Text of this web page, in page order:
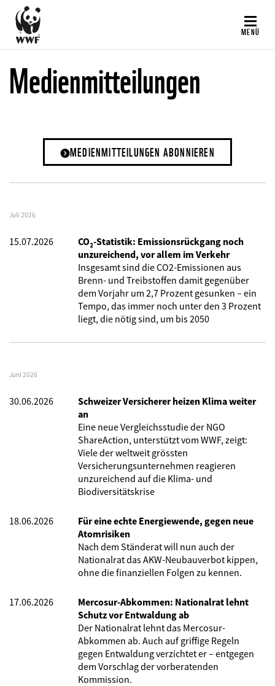
Direkt
zum
Inhalt
MENÜ
Medienmitteilungen
MEDIENMITTEILUNGEN ABONNIEREN
Juli 2026
15.07.2026
CO₂-Statistik: Emissionsrückgang noch
unzureichend, vor allem im Verkehr
Insgesamt sind die CO2-Emissionen aus
Brenn- und Treibstoffen damit gegenüber
dem Vorjahr um 2,7 Prozent gesunken – ein
Tempo, das immer noch unter den 3 Prozent
liegt, die nötig sind, um bis 2050
Juni 2026
30.06.2026
Schweizer Versicherer heizen Klima weiter
an
Eine neue Vergleichsstudie der NGO
ShareAction, unterstützt vom WWF, zeigt:
Viele der weltweit grössten
Versicherungsunternehmen reagieren
unzureichend auf die Klima- und
Biodiversitätskrise
18.06.2026
Für eine echte Energiewende, gegen neue
Atomrisiken
Nach dem Ständerat will nun auch der
Nationalrat das AKW-Neubauverbot kippen,
ohne die finanziellen Folgen zu kennen.
17.06.2026
Mercosur-Abkommen: Nationalrat lehnt
Schutz vor Entwaldung ab
Der Nationalrat lehnt das Mercosur-
Abkommen ab. Auch auf griffige Regeln
gegen Entwaldung verzichtet er – entgegen
dem Vorschlag der vorberatenden
Kommission.